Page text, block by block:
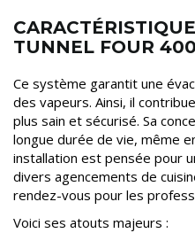
TUNNEL FOUR
Ce système garantit une
des vapeurs. Ainsi, il
plus sain et sécurisé. Sa
longue durée de vie, même
installation est pensée pour
divers agencements de
rendez-vous pour les
Voici ses atouts majeurs :